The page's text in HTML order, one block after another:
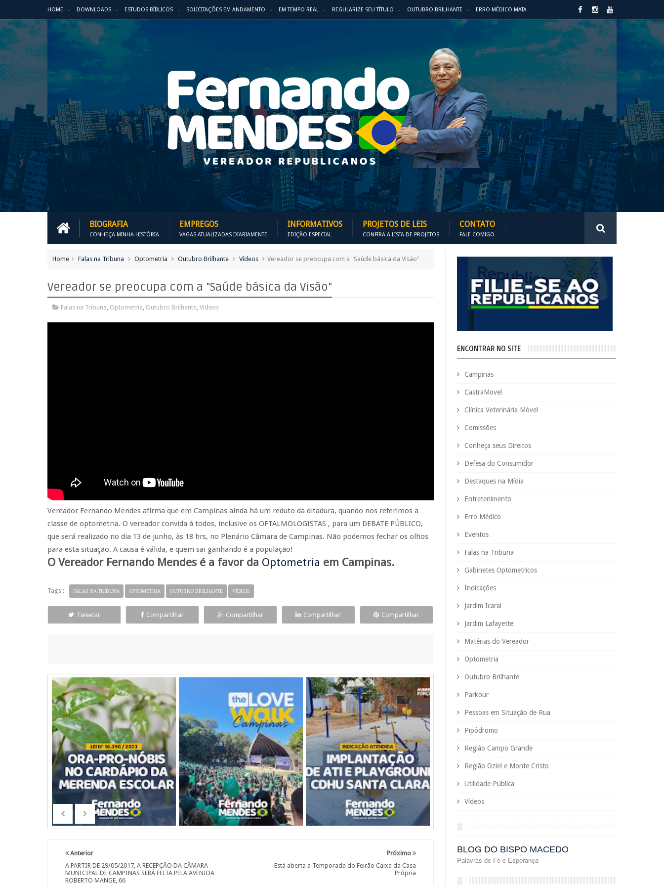
HOME DOWNLOADS ESTUDOS BÍBLICOS SOLICITAÇÕES EM ANDAMENTO EM TEMPO REAL REGULARIZE SEU TÍTULO OUTUBRO BRILHANTE ERRO MÉDICO MATA
BIOGRAFIA
CONHEÇA MINHA HISTÓRIA
EMPREGOS
VAGAS ATUALIZADAS DIARIAMENTE
INFORMATIVOS
EDIÇÃO ESPECIAL
PROJETOS DE LEIS
CONFIRA A LISTA DE PROJETOS
CONTATO
FALE COMIGO
Home Falas na Tribuna Optometria Outubro Brilhante Vídeos Vereador se preocupa com a "Saúde básica da Visão"
Vereador se preocupa com a "Saúde básica da Visão"
Falas na Tribuna, Optometria, Outubro Brilhante, Vídeos
Vereador Fernando Mendes afirma que em Campinas ainda há um reduto da ditadura, quando nos referimos a
classe de optometria. O vereador convida à todos, inclusive os OFTALMOLOGISTAS , para um DEBATE PÚBLICO,
que será realizado no dia 13 de junho, às 18 hrs, no Plenário Câmara de Campinas. Não podemos fechar os olhos
para esta situação. A causa é válida, e quem sai ganhando é a população!
O Vereador Fernando Mendes é a favor da Optometria em Campinas.
Tags : FALAS NA TRIBUNA OPTOMETRIA OUTUBRO BRILHANTE VÍDEOS
Tweetar Compartilhar Compartilhar Compartilhar Compartilhar
Próximo
Está aberta a Temporada do Feirão Caixa da Casa
Própria
Anterior
A PARTIR DE 29/05/2017, A RECEPÇÃO DA CÂMARA
MUNICIPAL DE CAMPINAS SERÁ FEITA PELA AVENIDA
ROBERTO MANGE, 66
ENCONTRAR NO SITE
Campinas
CastraMovel
Clínica Veterinária Móvel
Comissões
Conheça seus Direitos
Defesa do Consumidor
Destaques na Mídia
Entretenimento
Erro Médico
Eventos
Falas na Tribuna
Gabinetes Optometricos
Indicações
Jardim Icaraí
Jardim Lafayette
Matérias do Vereador
Optometria
Outubro Brilhante
Parkour
Pessoas em Situação de Rua
Pipódromo
Região Campo Grande
Região Oziel e Monte Cristo
Utilidade Pública
Vídeos
░
BLOG DO BISPO MACEDO
Palavras de Fé e Esperança
░